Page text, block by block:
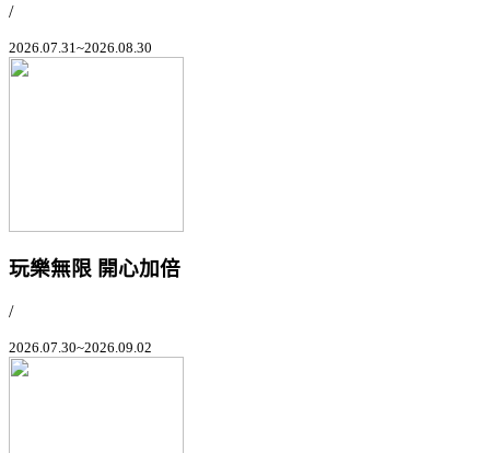
/
2026.07.31~2026.08.30
玩樂無限 開心加倍
/
2026.07.30~2026.09.02